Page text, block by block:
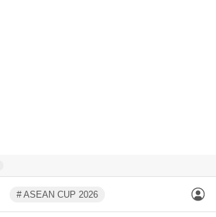
# ASEAN CUP 2026